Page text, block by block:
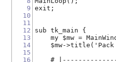
9
10
11
12
13
14
15
16
exit;
sub tk_main {
my $mw =
$mw-
#